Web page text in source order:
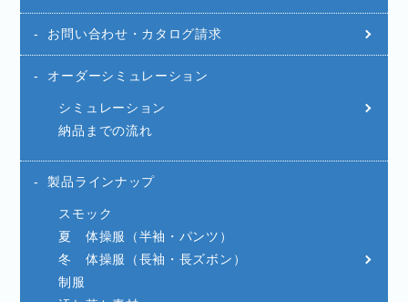
お問い合わせ・カタログ請求
オーダーシミュレーション
シミュレーション
納品までの流れ
製品ラインナップ
スモック
夏 体操服（半袖・パンツ）
冬 体操服（長袖・長ズボン）
制服